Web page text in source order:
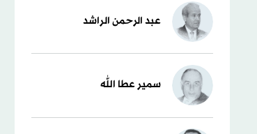
عبد الرحمن الراشد
سمير عطا الله